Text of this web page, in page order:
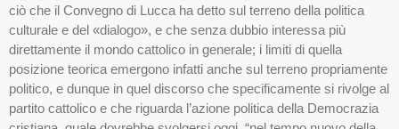
ciò che il Convegno di Lucca ha detto sul terreno della politica
culturale e del «dialogo», e che senza dubbio interessa più
direttamente il mondo cattolico in generale; i limiti di quella
posizione teorica emergono infatti anche sul terreno propriamente
politico, e dunque in quel discorso che specificamente si rivolge al
partito cattolico e che riguarda l’azione politica della Democrazia